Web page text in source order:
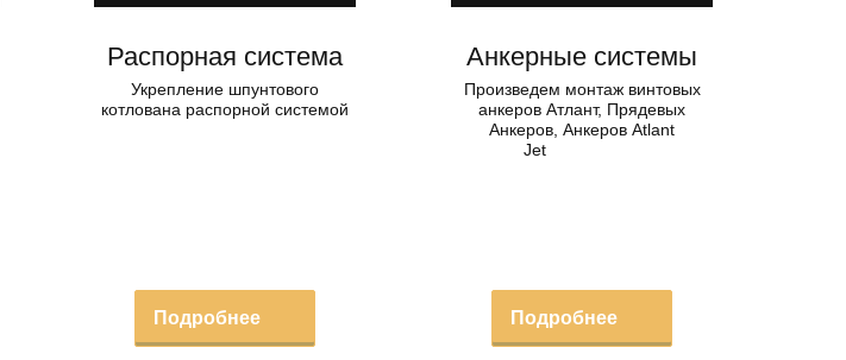
Распорная система
Укрепление шпунтового
котлована распорной системой
Подробнее
Анкерные системы
Произведем монтаж винтовых
анкеров Атлант, Прядевых
Анкеров, Анкеров Atlant
Jet
Подробнее